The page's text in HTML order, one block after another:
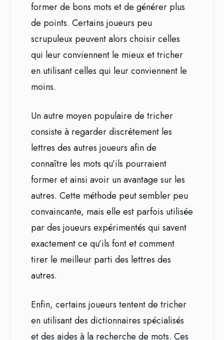
former de bons mots et de générer plus
de points. Certains joueurs peu
scrupuleux peuvent alors choisir celles
qui leur conviennent le mieux et tricher
en utilisant celles qui leur conviennent le
moins.
Un autre moyen populaire de tricher
consiste à regarder discrètement les
lettres des autres joueurs afin de
connaître les mots qu’ils pourraient
former et ainsi avoir un avantage sur les
autres. Cette méthode peut sembler peu
convaincante, mais elle est parfois utilisée
par des joueurs expérimentés qui savent
exactement ce qu’ils font et comment
tirer le meilleur parti des lettres des
autres.
Enfin, certains joueurs tentent de tricher
en utilisant des dictionnaires spécialisés
et des aides à la recherche de mots. Ces